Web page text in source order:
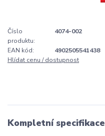
Číslo
produktu:
4074-002
EAN kód:
4902505541438
Hlídat cenu / dostupnost
Kompletní specifikace